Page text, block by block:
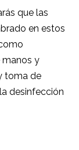
que las
en estos
manos y
toma de
desinfección